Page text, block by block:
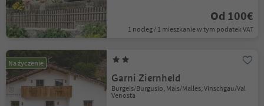
Od 100€
1 nocleg / 1 mieszkanie w tym podatek VAT
Na życzenie
Garni Ziernheld
Burgeis/Burgusio, Mals/Malles, Vinschgau/Val
Venosta